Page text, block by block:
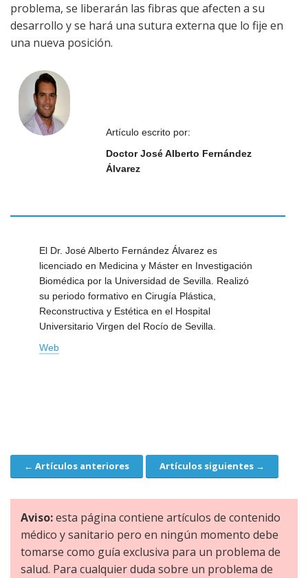
problema, se liberarán las fibras que afecten a su
desarrollo y se hará una sutura externa que lo fije en
una nueva posición.
Artículo escrito por:
Doctor José Alberto Fernández
Álvarez
El Dr. José Alberto Fernández Álvarez es
licenciado en Medicina y Máster en Investigación
Biomédica por la Universidad de Sevilla. Realizó
su periodo formativo en Cirugía Plástica,
Reconstructiva y Estética en el Hospital
Universitario Virgen del Rocío de Sevilla.
Web
Navegación
← Artículos anteriores Artículos siguientes →
Aviso:esta página contiene artículos de contenido
médico y sanitario pero en ningún momento debe
tomarse como guía exclusiva para un problema de
salud. Para cualquier duda sobre un problema de